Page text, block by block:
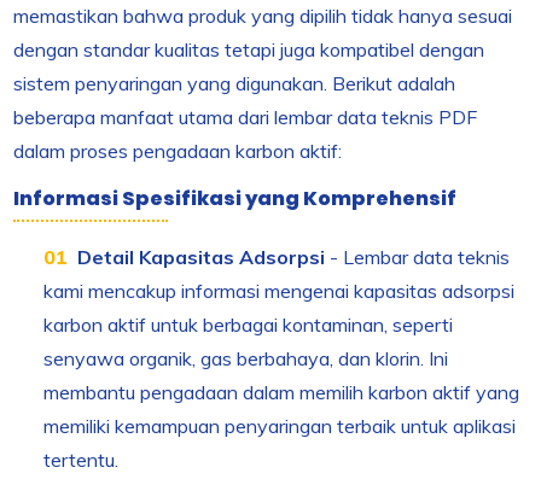
memastikan bahwa produk yang dipilih tidak hanya sesuai
dengan standar kualitas tetapi juga kompatibel dengan
sistem penyaringan yang digunakan. Berikut adalah
beberapa manfaat utama dari lembar data teknis PDF
dalam proses pengadaan karbon aktif:
Informasi Spesifikasi yang Komprehensif
Detail Kapasitas Adsorpsi - Lembar data teknis
kami mencakup informasi mengenai kapasitas adsorpsi
karbon aktif untuk berbagai kontaminan, seperti
senyawa organik, gas berbahaya, dan klorin. Ini
membantu pengadaan dalam memilih karbon aktif yang
memiliki kemampuan penyaringan terbaik untuk aplikasi
tertentu.